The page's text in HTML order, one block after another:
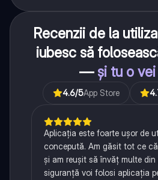
Recenzii de la
iubesc să
— și tu o
4.6/5App Store
Aplicația este foarte ușor de
concepută. Am găsit tot ce
și am reușit să învăț multe din
siguranță voi folosi aplicația